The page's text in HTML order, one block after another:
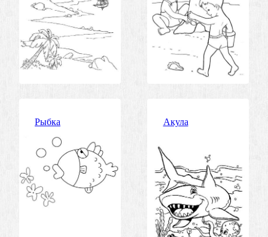
Рыбка Акула